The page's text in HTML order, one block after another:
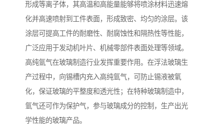
形成等离子体，其高温和高能量能够将喷涂材料迅速熔
化并高速喷射到工件表面，形成致密、均匀的涂层。该
涂层可提高工件的耐磨性、耐腐蚀性和隔热性等性能，
广泛应用于发动机叶片、机械零部件表面处理等领域。​
高纯氩气在玻璃制造行业发挥重要作用。在浮法玻璃生
产过程中，向锡槽内充入高纯氩气，可防止锡液被氧
化，保证玻璃的平整度和透光性；在特种玻璃制造中，
氩气还可作为保护气，参与玻璃成分的控制，生产出光
学性能的玻璃产品。​